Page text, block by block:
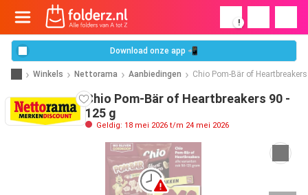
!
Download onze app 📲
Winkels Nettorama Aanbiedingen Chio Pom-Bär of Heartbreakers
Chio Pom-Bär of Heartbreakers 90 -
125 g
Geldig: 18 mei 2026 t/m 24 mei 2026